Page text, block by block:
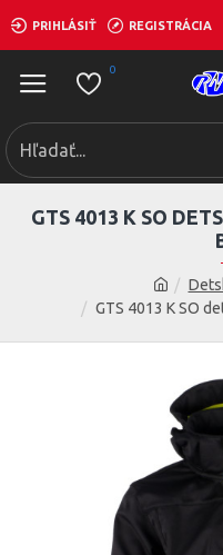
PRIHLÁSIŤ REGISTRÁCIA
0
GTS 4013 K SO
GTS 4013 K SO